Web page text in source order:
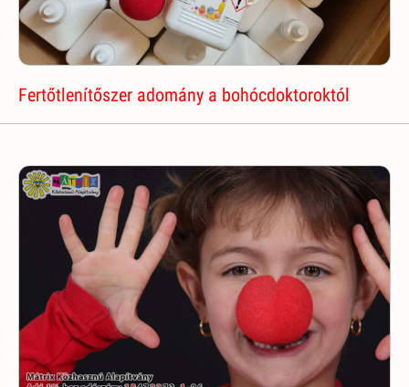
Fertőtlenítőszer adomány a bohócdoktoroktól